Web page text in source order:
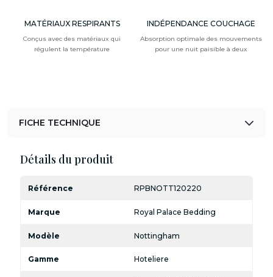
MATÉRIAUX RESPIRANTS
Conçus avec des matériaux qui
régulent la température
INDÉPENDANCE COUCHAGE
Absorption optimale des mouvements
pour une nuit paisible à deux
FICHE TECHNIQUE
Détails du produit
Référence RPBNOTT120220
Marque Royal Palace Bedding
Modèle Nottingham
Gamme Hoteliere